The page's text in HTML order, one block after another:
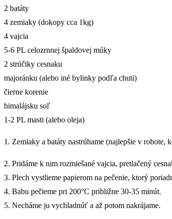
2 batáty
4 zemiaky (dokopy cca 1kg)
4 vajcia
5-6 PL celozrnnej špaldovej múky
2 strúčiky cesnaku
majoránku (alebo iné bylinky podľa chuti)
čierne korenie
himalájsku soľ
1-2 PL masti (alebo oleja)
1. Zemiaky a batáty nastrúhame (najlepšie v robote,
2. Pridáme k nim rozmiešané vajcia, pretlačený
3. Plech vystlieme papierom na pečenie, ktorý
4. Babu pečieme pri 200°C približne 30-35 minút.
5. Necháme ju vychladnúť a až potom nakrájame.